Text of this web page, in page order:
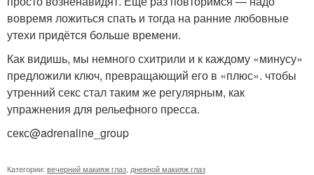
вовремя ложиться спать и тогда на ранние любовные
утехи придётся больше времени.
Как видишь, мы немного схитрили и к каждому «минусу»
предложили ключ, превращающий его в «плюс». чтобы
утренний секс стал таким же регулярным, как
упражнения для рельефного пресса.
секс@adrenaline_group
Категории: вечерний макияж глаз дневной макияж глаз